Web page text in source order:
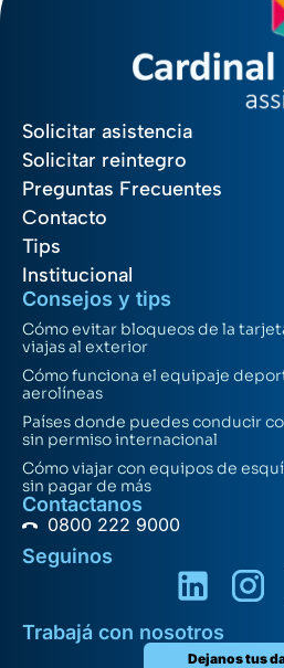
Solicitar asistencia
Solicitar reintegro
Preguntas Frecuentes
Contacto
Tips
Institucional
Consejos y tips
Cómo evitar bloqueos de la
viajas al exterior
Cómo funciona el equipaje
aerolíneas
Países donde puedes conducir
sin permiso internacional
Cómo viajar con equipos de
sin pagar de más
Contactanos
0800 222 9000
Seguinos
Trabajá con nosotros
Dejanos tus